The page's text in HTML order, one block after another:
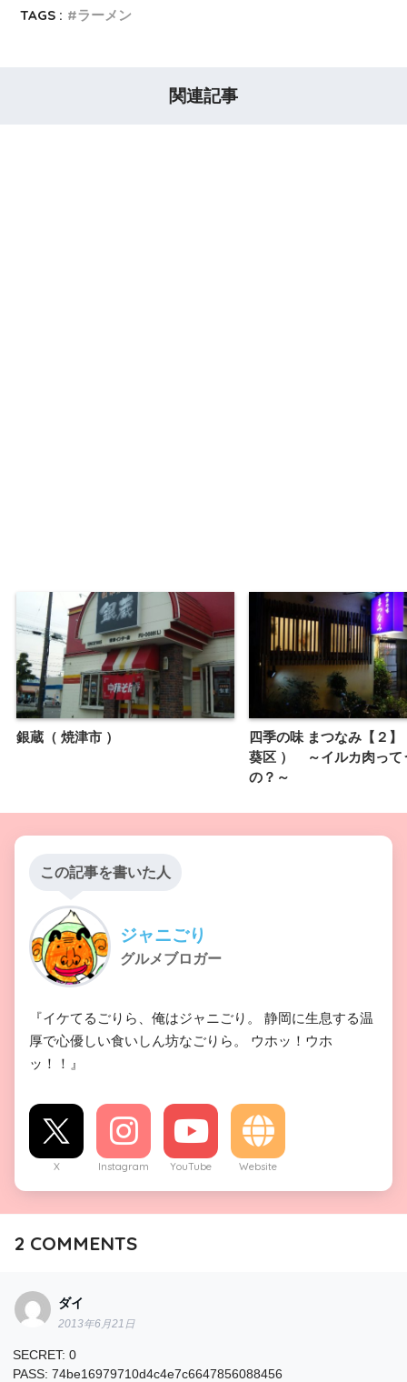
TAGS : ラーメン
関連記事
銀蔵（ 焼津市 ）
四季の味 まつなみ【２】
葵区 ） ～イルカ肉って
の？～
この記事を書いた人
ジャニごり
グルメブロガー
『イケてるごりら、俺はジャニごり。 静岡に生息する温
厚で心優しい食いしん坊なごりら。 ウホッ！ウホ
ッ！！』
X Instagram YouTube Website
2 COMMENTS
ダイ
2013年6月21日
SECRET: 0
PASS: 74be16979710d4c4e7c6647856088456